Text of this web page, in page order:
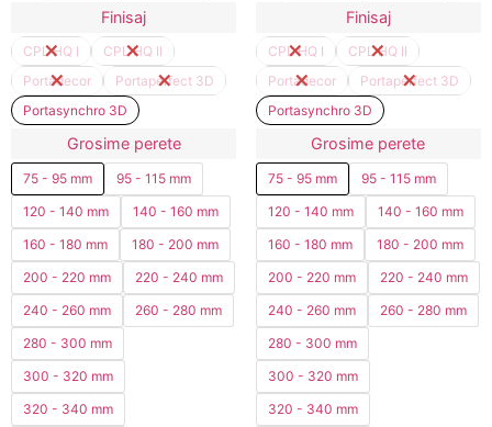
Finisaj
CPL HQ I
CPL HQ II
Portadecor
Portaperfect 3D
Portasynchro 3D
Grosime perete
75 - 95 mm
95 - 115 mm
120 - 140 mm
140 - 160 mm
160 - 180 mm
180 - 200 mm
200 - 220 mm
220 - 240 mm
240 - 260 mm
260 - 280 mm
280 - 300 mm
300 - 320 mm
320 - 340 mm
Finisaj
CPL HQ I
CPL HQ II
Portadecor
Portaperfect 3D
Portasynchro 3D
Grosime perete
75 - 95 mm
95 - 115 mm
120 - 140 mm
140 - 160 mm
160 - 180 mm
180 - 200 mm
200 - 220 mm
220 - 240 mm
240 - 260 mm
260 - 280 mm
280 - 300 mm
300 - 320 mm
320 - 340 mm